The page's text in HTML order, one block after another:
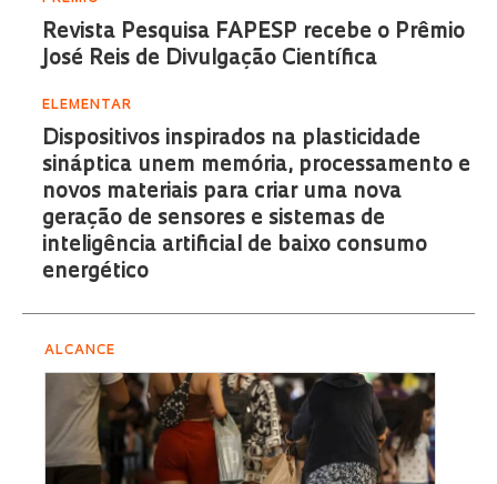
Revista Pesquisa FAPESP recebe o Prêmio
José Reis de Divulgação Científica
ELEMENTAR
Dispositivos inspirados na plasticidade
sináptica unem memória, processamento e
novos materiais para criar uma nova
geração de sensores e sistemas de
inteligência artificial de baixo consumo
energético
ALCANCE